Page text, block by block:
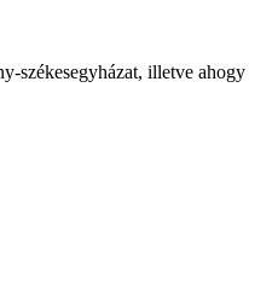
székesegyházat, illetve ahogy